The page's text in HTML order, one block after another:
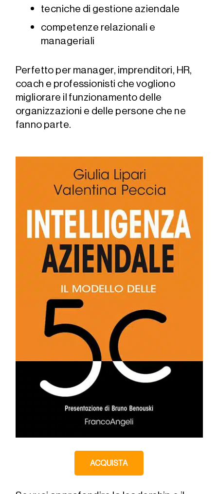
tecniche di gestione aziendale
competenze relazionali e
manageriali
Perfetto per manager, imprenditori, HR,
coach e professionisti che vogliono
migliorare il funzionamento delle
organizzazioni e delle persone che ne
fanno parte.
ACQUISTA